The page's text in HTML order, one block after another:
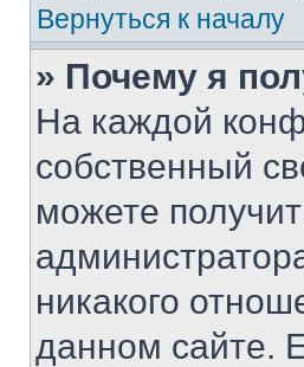
Вернуться к началу
» Почему я
На каждой
собственный
можете
никакого
данном сайте.